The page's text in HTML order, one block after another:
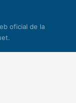
oficial de la